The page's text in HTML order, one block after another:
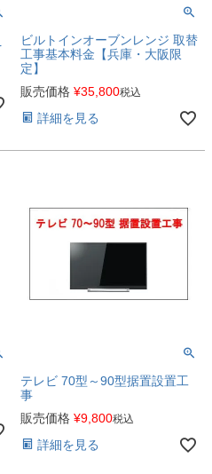
ビルトインオーブンレンジ 取替
工事基本料金【兵庫・大阪限
定】
販売価格 ¥35,800税込
詳細を見る
テレビ 70型～90型据置設置工
事
販売価格 ¥9,800税込
詳細を見る